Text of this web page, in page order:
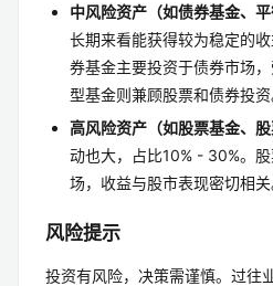
中风险资产（如债券基金、平
长期来看能获得较为稳定的
券基金主要投资于债券市场
型基金则兼顾股票和债券投资
高风险资产（如股票基金、股
动也大，占比10% - 30%。
场，收益与股市表现密切相关
风险提示
投资有风险，决策需谨慎。过往